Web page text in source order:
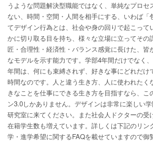
うような問題解決型職能ではなく、単純なプロセ
ない、時間・空間・人間を相手にする、いわば「
てデザイン行為とは、社会や身の回りで起こって
かに切り取る目を持ち、様々な立場に立ってその
匠・合理性・経済性・バランス感覚に長けた、皆
なモデルを示す能力です。学部4年間だけでなく
年間は、何にも束縛されず、好きな事にどれだけ
時間なのです。人と違う生き方、人に使われたく
きなことを仕事にできる生き方を目指すなら、こ
ン3.0しかありません。デザインは非常に楽しい
研究室に来てください。また社会人ドクターの受
在籍学生数も増えています。詳しくは下記のリン
学・進学希望に関するFAQを載せていますので御